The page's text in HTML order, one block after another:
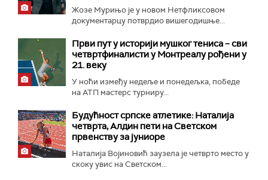
Жозе Мурињо је у новом Нетфликсовом
документарцу потврдио вишегодишње...
Први пут у историји мушког тениса – сви
четвртфиналисти у Монтреалу рођени у
21. веку
У ноћи између недеље и понедељка, победе
на АТП мастерс турниру...
Будућност српске атлетике: Наталија
четврта, Алдин пети на Светском
првенству за јуниоре
Наталија Војиновић заузела је четврто место у
скоку увис на Светском...